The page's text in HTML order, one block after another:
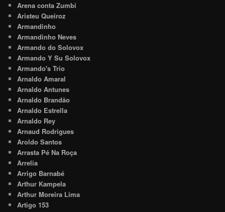
Arena conta Zumbi
Aristeu Queiroz
Armandinho
Armandinho Neves
Armando do Solovox
Armando Y Su Solovox
Armando's Trio
Arnaldo Amaral
Arnaldo Antunes
Arnaldo Brandão
Arnaldo Estrella
Arnaldo Rey
Arnaud Rodrigues
Aroldo Santos
Arrasta Pé Na Roça
Arrelia
Arrigo Barnabé
Arthur Kampela
Arthur Moreira Lima
Artigo 153